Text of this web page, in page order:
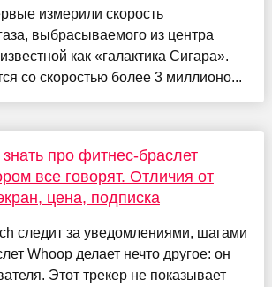
измерили скорость
выбрасываемого из центра
как «галактика Сигара».
со скоростью более 3 миллионо...
про фитнес-браслет
все говорят. Отличия от
цена, подписка
следит за уведомлениями, шагами
Whoop делает нечто другое: он
Этот трекер не показывает